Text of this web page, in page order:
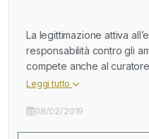
La legittimazione attiva
responsabilità contro gli
compete anche al
Leggi tutto
08/02/2019